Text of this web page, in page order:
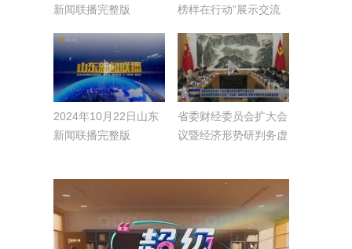
新闻联播完整版
榜样在行动”展示交流
2024年10月22日山东
新闻联播完整版
省委财经委员会扩大会
议暨经济形势研判务虚
路举措 更好引领经济
社会高质量发展